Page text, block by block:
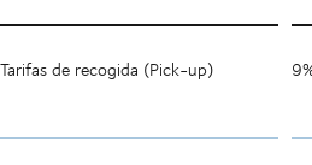
Tarifas de recogida (Pick-up)